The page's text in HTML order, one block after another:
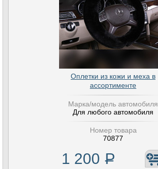
Оплетки из кожи и меха в
ассортименте
Марка/модель автомобиля
Для любого автомобиля
Номер товара
70877
1 200 Р